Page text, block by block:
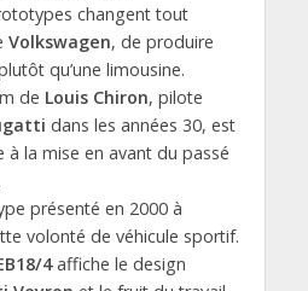
changent tout
Volkswagen, de produire
qu’une limousine.
de Louis Chiron, pilote
dans les années 30, est
la mise en avant du passé
présenté en 2000 à
volonté de véhicule sportif.
4affiche le design